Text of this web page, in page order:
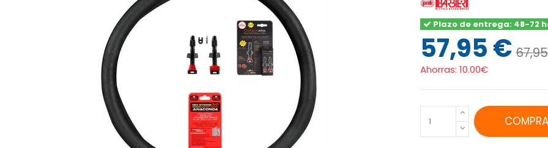
Plazo de entrega: 48-72
57,95 €
Ahorras: 10.00€